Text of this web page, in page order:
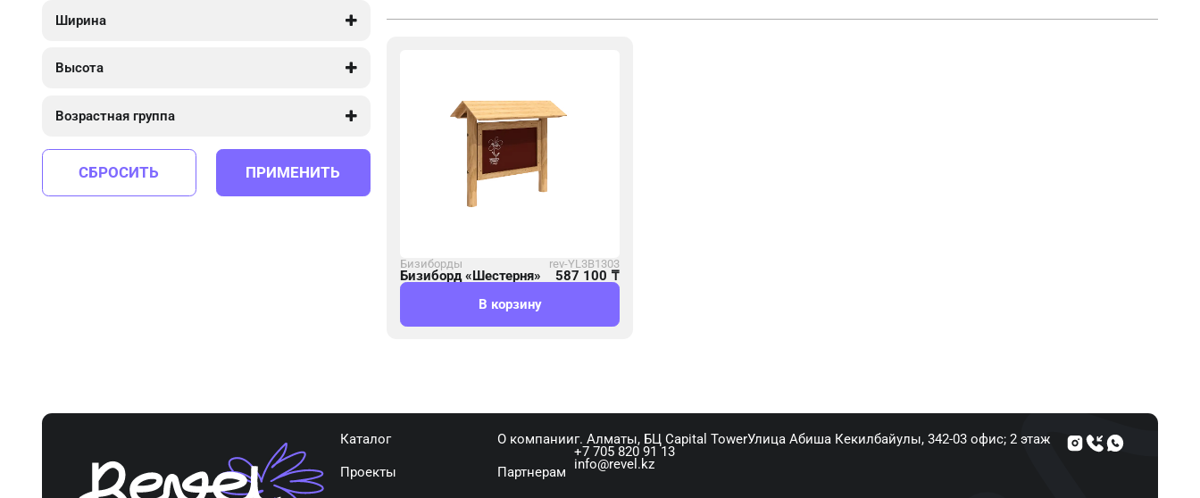
Ширина
Высота
Возрастная группа
ПРИМЕНИТЬ
СБРОСИТЬ
Бизиборды rev-YL3B1303
Бизиборд «Шестерня» 587 100 ₸
В корзину
Каталог О компании
Проекты Партнерам
г. Алматы, ​БЦ Capital Tower​Улица Абиша Кекилбайулы, 34​2-03 офис; 2 этаж
+7 705 820 91 13
info@revel.kz